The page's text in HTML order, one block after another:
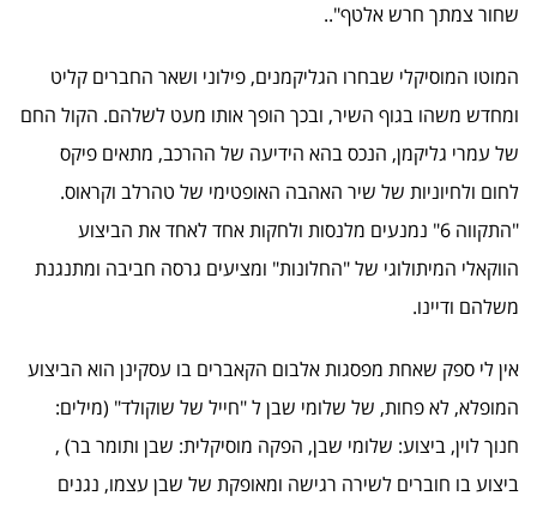
שחור צמתך חרש אלטף"..
המוטו המוסיקלי שבחרו הגליקמנים, פילוני ושאר החברים קליט
ומחדש משהו בגוף השיר, ובכך הופך אותו מעט לשלהם. הקול החם
של עמרי גליקמן, הנכס בהא הידיעה של ההרכב, מתאים פיקס
לחום ולחיוניות של שיר האהבה האופטימי של טהרלב וקראוס.
"התקווה 6" נמנעים מלנסות ולחקות אחד לאחד את הביצוע
הווקאלי המיתולוגי של "החלונות" ומציעים גרסה חביבה ומתנגנת
משלהם ודיינו.
אין לי ספק שאחת מפסגות אלבום הקאברים בו עסקינן הוא הביצוע
המופלא, לא פחות, של שלומי שבן ל "חייל של שוקולד" (מילים:
חנוך לוין, ביצוע: שלומי שבן, הפקה מוסיקלית: שבן ותומר בר) ,
ביצוע בו חוברים לשירה רגישה ומאופקת של שבן עצמו, נגנים